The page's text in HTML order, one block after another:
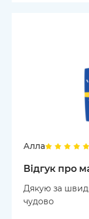
Алла
Відгук про
Дякую за
чудово